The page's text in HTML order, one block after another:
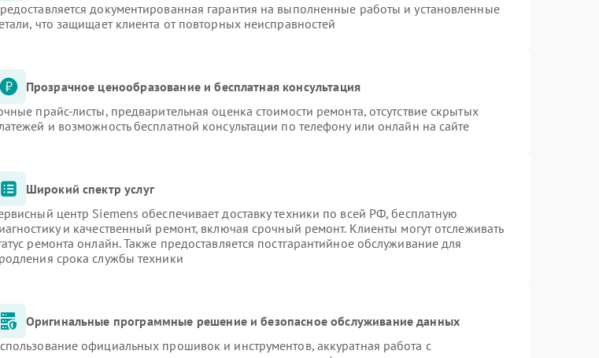
документированная гарантия на выполненные работы и установленные
что защищает клиента от повторных неисправностей
Прозрачное ценообразование и бесплатная консультация
прайс-листы, предварительная оценка стоимости ремонта, отсутствие скрытых
и возможность бесплатной консультации по телефону или онлайн на сайте
Широкий спектр услуг
центр Siemens обеспечивает доставку техники по всей РФ, бесплатную
и качественный ремонт, включая срочный ремонт. Клиенты могут отслеживать
ремонта онлайн. Также предоставляется постгарантийное обслуживание для
срока службы техники
Оригинальные программные решение и безопасное обслуживание данных
официальных прошивок и инструментов, аккуратная работа с